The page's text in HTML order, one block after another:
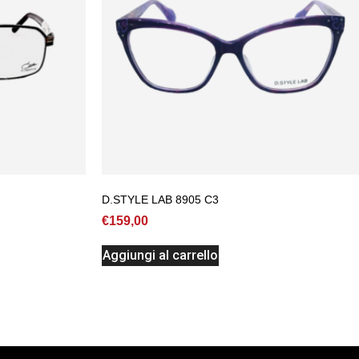
D.STYLE LAB 8905 C3
€159,00
Aggiungi al carrello